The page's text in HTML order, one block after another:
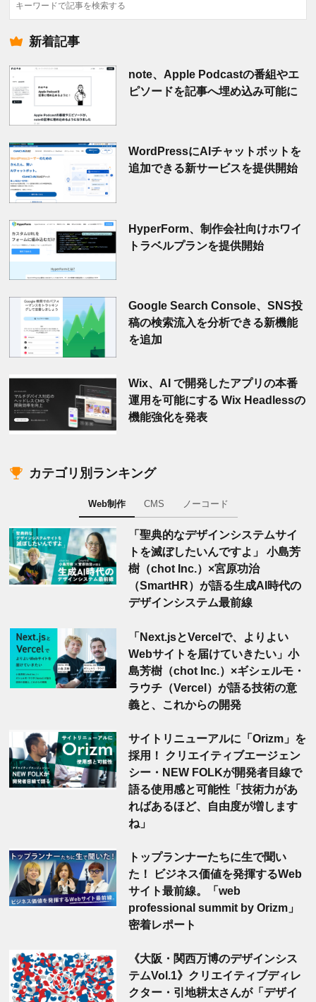
索
新着記事
note、Apple Podcastの番組やエ
ピソードを記事へ埋め込み可能に
WordPressにAIチャットボットを
追加できる新サービスを提供開始
HyperForm、制作会社向けホワイ
トラベルプランを提供開始
Google Search Console、SNS投
稿の検索流入を分析できる新機能
を追加
Wix、AI で開発したアプリの本番
運用を可能にする Wix Headlessの
機能強化を発表
カテゴリ別ランキング
Web制作 CMS ノーコード
「聖典的なデザインシステムサイ
トを滅ぼしたいんですよ」 小島芳
樹（chot Inc.）×宮原功治
（SmartHR）が語る生成AI時代の
デザインシステム最前線
「Next.jsとVercelで、よりよい
Webサイトを届けていきたい」小
島芳樹（chot Inc.）×ギシェルモ・
ラウチ（Vercel）が語る技術の意
義と、これからの開発
サイトリニューアルに「Orizm」を
採用！ クリエイティブエージェン
シー・NEW FOLKが開発者目線で
語る使用感と可能性「技術力があ
ればあるほど、自由度が増します
ね」
トップランナーたちに生で聞い
た！ ビジネス価値を発揮するWeb
サイト最前線。「web
professional summit by Orizm」
密着レポート
《大阪・関西万博のデザインシス
テムVol.1》クリエイティブディレ
クター・引地耕太さんが「デザイ